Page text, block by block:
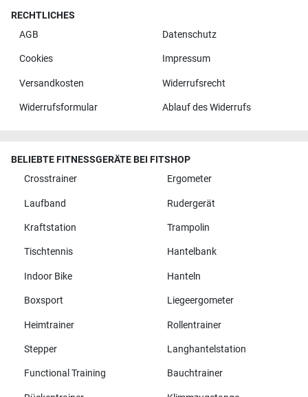
RECHTLICHES
AGB
Datenschutz
Cookies Impressum
Versandkosten Widerrufsrecht
Widerrufsformular Ablauf des Widerrufs
BELIEBTE FITNESSGERÄTE BEI FITSHOP
Crosstrainer
Ergometer
Laufband Rudergerät
Kraftstation Trampolin
Tischtennis Hantelbank
Indoor Bike Hanteln
Boxsport Liegeergometer
Heimtrainer Rollentrainer
Stepper Langhantelstation
Functional Training Bauchtrainer